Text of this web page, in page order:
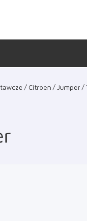
Citroen Jumper